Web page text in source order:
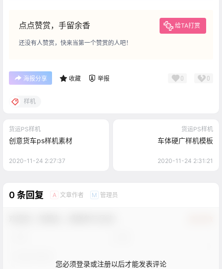
点点赞赏，手留余香 给TA打赏
还没有人赞赏，快来当第一个赞赏的人吧！
海报分享 收藏 举报 0 0
样机
货运PS样机
创意货车ps样机素材
2020-11-24 2:27:37
货运PS样机
车体硬广样机模板
2020-11-24 2:31:21
0 条回复 A 文章作者 M 管理员
您必须登录或注册以后才能发表评论